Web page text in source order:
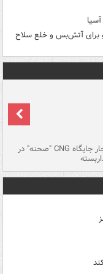
برای آتش‌بس و خلع سلاح
لحظه انفجار جایگاه CNG "صحنه" در